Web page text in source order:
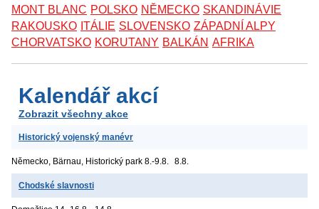
MONT BLANC POLSKO NĚMECKO SKANDINÁVIE
RAKOUSKO ITÁLIE SLOVENSKO ZÁPADNÍ ALPY
CHORVATSKO KORUTANY BALKÁN AFRIKA
Kalendář akcí
Zobrazit všechny akce
Historický vojenský manévr
Německo, Bärnau, Historický park 8.-9.8. 8.8.
Chodské slavnosti